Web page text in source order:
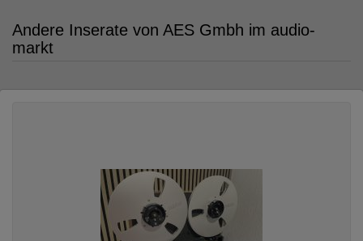
Andere Inserate von AES Gmbh im audio-
markt